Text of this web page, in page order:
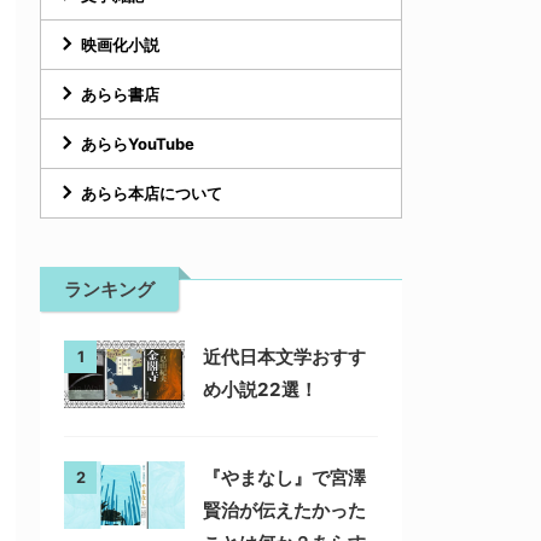
映画化小説
あらら書店
あららYouTube
あらら本店について
ランキング
1
近代日本文学おすす
め小説22選！
2
『やまなし』で宮澤
賢治が伝えたかった